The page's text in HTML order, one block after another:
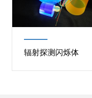
Description
用于 X 射线光谱仪的晶
体：LiF、石英或 SiO2、
RbAP、KAP 和 CsAP
辐射探测闪烁体